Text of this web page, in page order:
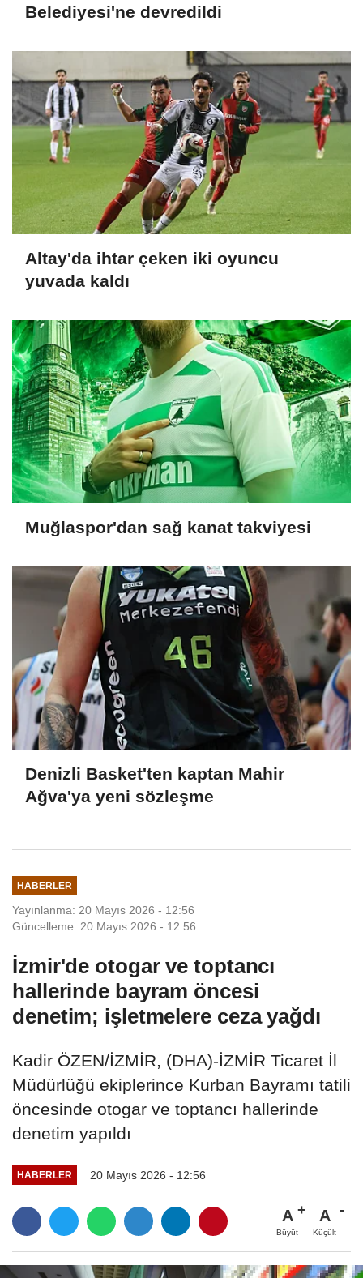
Belediyesi'ne devredildi
Altay'da ihtar çeken iki oyuncu
yuvada kaldı
Muğlaspor'dan sağ kanat takviyesi
Denizli Basket'ten kaptan Mahir
Ağva'ya yeni sözleşme
HABERLER
Yayınlanma: 20 Mayıs 2026 - 12:56
Güncelleme: 20 Mayıs 2026 - 12:56
İzmir'de otogar ve toptancı
hallerinde bayram öncesi
denetim; işletmelere ceza yağdı
Kadir ÖZEN/İZMİR, (DHA)-İZMİR Ticaret İl
Müdürlüğü ekiplerince Kurban Bayramı tatili
öncesinde otogar ve toptancı hallerinde
denetim yapıldı
HABERLER 20 Mayıs 2026 - 12:56
A
Büyüt
A
Küçült